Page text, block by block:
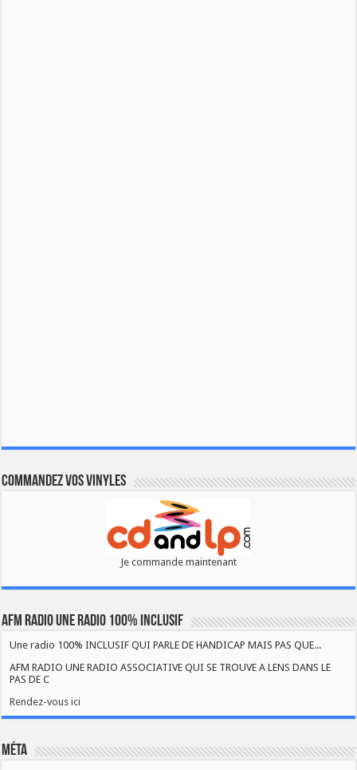
Commandez vos vinyles
Je commande maintenant
AFM RADIO UNE RADIO 100% INCLUSIF
Une radio 100% INCLUSIF QUI PARLE DE HANDICAP MAIS PAS QUE...
AFM RADIO UNE RADIO ASSOCIATIVE QUI SE TROUVE A LENS DANS LE
PAS DE C
Rendez-vous ici
Méta